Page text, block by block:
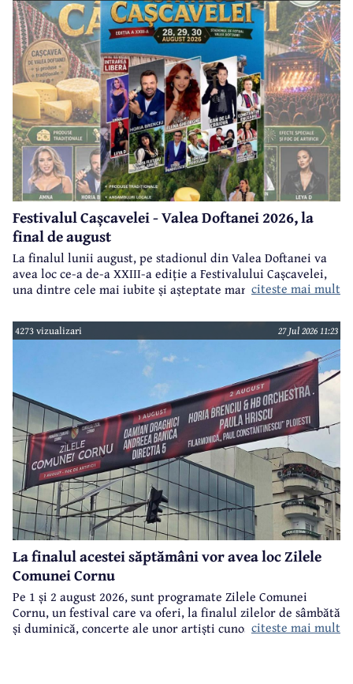
Festivalul Cașcavelei - Valea Doftanei 2026, la
final de august
La finalul lunii august, pe stadionul din Valea Doftanei va
avea loc ce-a de-a XXIII-a ediție a Festivalului Cașcavelei,
una dintre cele mai iubite și așteptate manifestări de acest
citeste mai mult
4273 vizualizari 27 Jul 2026 11:23
La finalul acestei săptămâni vor avea loc Zilele
Comunei Cornu
Pe 1 și 2 august 2026, sunt programate Zilele Comunei
Cornu, un festival care va oferi, la finalul zilelor de sâmbătă
și duminică, concerte ale unor artiști cunoscuți.citeste mai mult